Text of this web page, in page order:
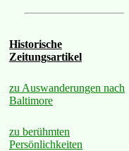
Historische
Zeitungsartikel
zu Auswanderungen nach
Baltimore
zu berühmten
Persönlichkeiten